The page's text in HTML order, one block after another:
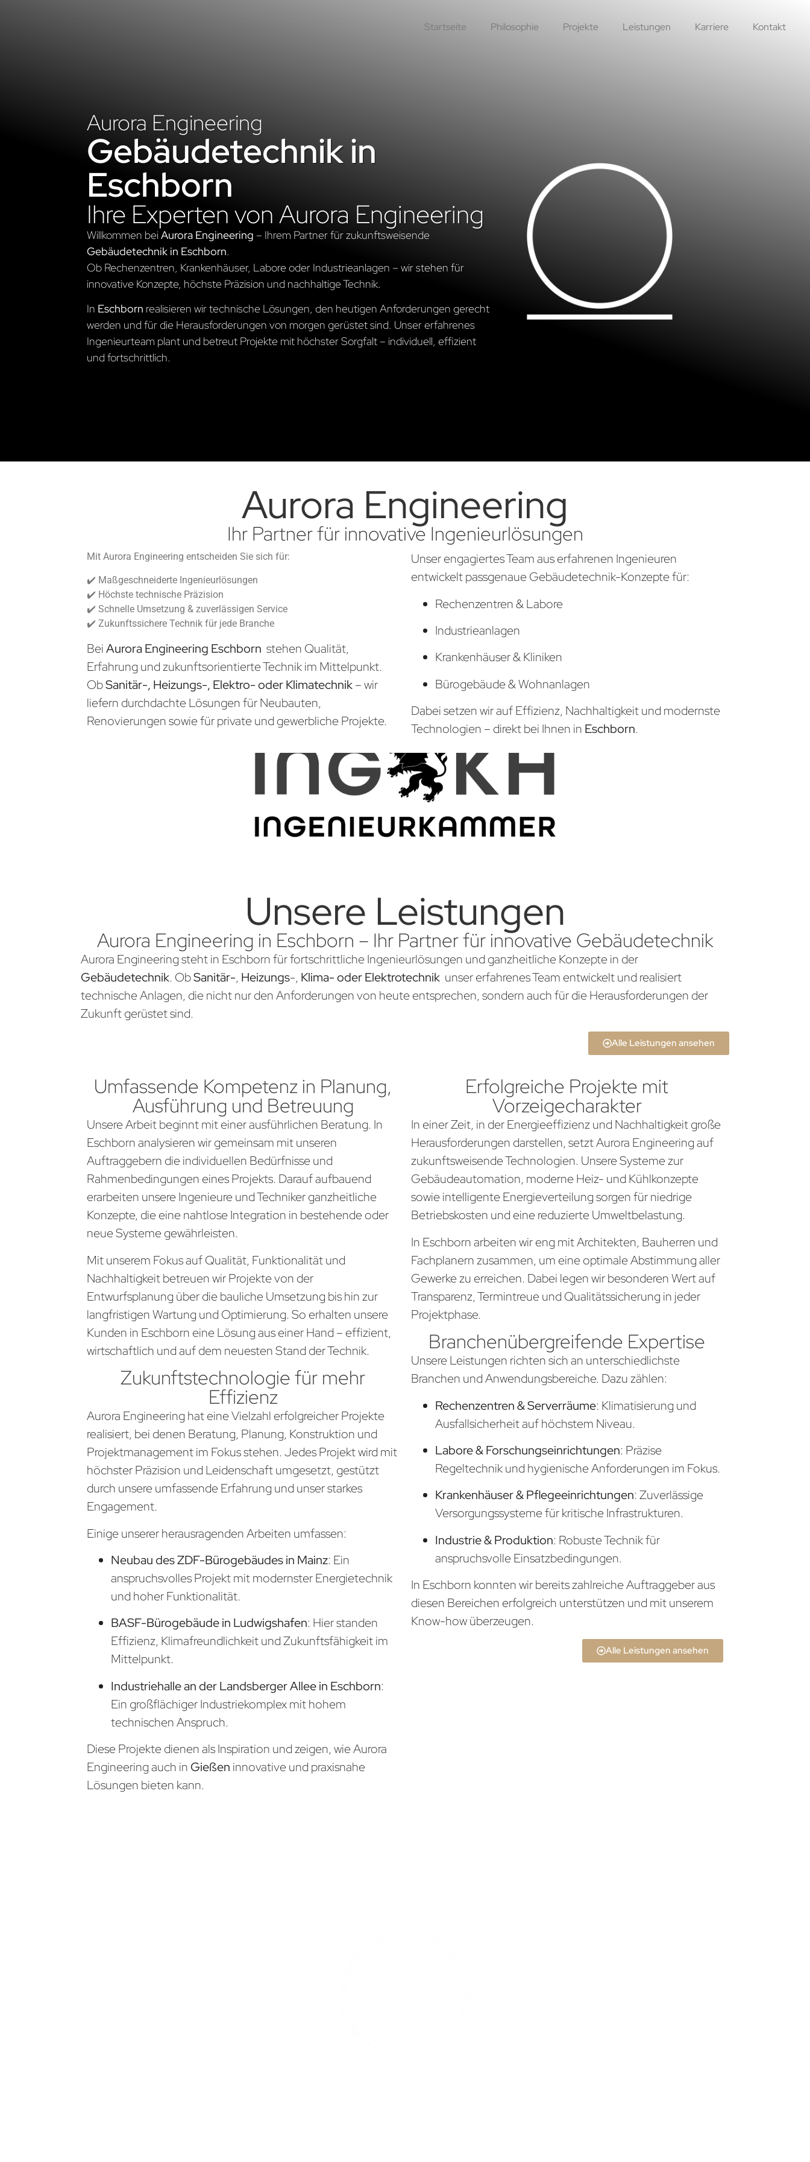
Startseite Philosophie Projekte Leistungen Karriere Kontakt
Aurora Engineering
Gebäudetechnik in
Eschborn
Ihre Experten von Aurora Engineering
Willkommen beiAurora Engineering – Ihrem Partner für zukunftsweisende
Gebäudetechnik in Eschborn.
Ob Rechenzentren, Krankenhäuser, Labore oder Industrieanlagen – wir stehen für
innovative Konzepte, höchste Präzision und nachhaltige Technik.
In Eschborn realisieren wir technische Lösungen, den heutigen Anforderungen gerecht
werden und für die Herausforderungen von morgen gerüstet sind. Unser erfahrenes
Ingenieurteam plant und betreut Projekte mit höchster Sorgfalt – individuell, effizient
und fortschrittlich.
Aurora Engineering
Ihr Partner für innovative Ingenieurlösungen
Mit Aurora Engineering entscheiden Sie sich für:
✔️ Maßgeschneiderte Ingenieurlösungen
✔️ Höchste technische Präzision
✔️ Schnelle Umsetzung & zuverlässigen Service
✔️ Zukunftssichere Technik für jede Branche
BeiAurora Engineering Eschborn stehen Qualität,
Erfahrung und zukunftsorientierte Technik im Mittelpunkt.
ObSanitär-, Heizungs-, Elektro- oder Klimatechnik– wir
liefern durchdachte Lösungen für Neubauten,
Renovierungen sowie für private und gewerbliche Projekte.
Unser engagiertes Team aus erfahrenen Ingenieuren
entwickelt passgenaue Gebäudetechnik-Konzepte für:
Rechenzentren & Labore
Industrieanlagen
Krankenhäuser & Kliniken
Bürogebäude & Wohnanlagen
Dabei setzen wir auf Effizienz, Nachhaltigkeit und modernste
Technologien – direkt bei Ihnen in Eschborn.
Unsere Leistungen
Aurora Engineering in Eschborn – Ihr Partner für innovative Gebäudetechnik
Aurora Engineering steht in Eschborn für fortschrittliche Ingenieurlösungen und ganzheitliche Konzepte in der
Gebäudetechnik. ObSanitär-, Heizungs-, Klima- oder Elektrotechnik unser erfahrenes Team entwickelt und realisiert
technische Anlagen, die nicht nur den Anforderungen von heute entsprechen, sondern auch für die Herausforderungen der
Zukunft gerüstet sind.
Alle Leistungen ansehen
Umfassende Kompetenz in Planung,
Ausführung und Betreuung
Unsere Arbeit beginnt mit einer ausführlichen Beratung. In
Eschborn analysieren wir gemeinsam mit unseren
Auftraggebern die individuellen Bedürfnisse und
Rahmenbedingungen eines Projekts. Darauf aufbauend
erarbeiten unsere Ingenieure und Techniker ganzheitliche
Konzepte, die eine nahtlose Integration in bestehende oder
neue Systeme gewährleisten.
Mit unserem Fokus auf Qualität, Funktionalität und
Nachhaltigkeit betreuen wir Projekte von der
Entwurfsplanung über die bauliche Umsetzung bis hin zur
langfristigen Wartung und Optimierung. So erhalten unsere
Kunden in Eschborn eine Lösung aus einer Hand – effizient,
wirtschaftlich und auf dem neuesten Stand der Technik.
Zukunftstechnologie für mehr
Effizienz
Aurora Engineering hat eine Vielzahl erfolgreicher Projekte
realisiert, bei denen Beratung, Planung, Konstruktion und
Projektmanagement im Fokus stehen. Jedes Projekt wird mit
höchster Präzision und Leidenschaft umgesetzt, gestützt
durch unsere umfassende Erfahrung und unser starkes
Engagement.
Einige unserer herausragenden Arbeiten umfassen:
Neubau des ZDF-Bürogebäudes in Mainz: Ein
anspruchsvolles Projekt mit modernster Energietechnik
und hoher Funktionalität.
BASF-Bürogebäude in Ludwigshafen: Hier standen
Effizienz, Klimafreundlichkeit und Zukunftsfähigkeit im
Mittelpunkt.
Industriehalle an der Landsberger Allee in Eschborn:
Ein großflächiger Industriekomplex mit hohem
technischen Anspruch.
Diese Projekte dienen als Inspiration und zeigen, wie Aurora
Engineering auch in Gießen innovative und praxisnahe
Lösungen bieten kann.
Erfolgreiche Projekte mit
Vorzeigecharakter
In einer Zeit, in der Energieeffizienz und Nachhaltigkeit große
Herausforderungen darstellen, setzt Aurora Engineering auf
zukunftsweisende Technologien. Unsere Systeme zur
Gebäudeautomation, moderne Heiz- und Kühlkonzepte
sowie intelligente Energieverteilung sorgen für niedrige
Betriebskosten und eine reduzierte Umweltbelastung.
In Eschborn arbeiten wir eng mit Architekten, Bauherren und
Fachplanern zusammen, um eine optimale Abstimmung aller
Gewerke zu erreichen. Dabei legen wir besonderen Wert auf
Transparenz, Termintreue und Qualitätssicherung in jeder
Projektphase.
Branchenübergreifende Expertise
Unsere Leistungen richten sich an unterschiedlichste
Branchen und Anwendungsbereiche. Dazu zählen:
Rechenzentren & Serverräume: Klimatisierung und
Ausfallsicherheit auf höchstem Niveau.
Labore & Forschungseinrichtungen: Präzise
Regeltechnik und hygienische Anforderungen im Fokus.
Krankenhäuser & Pflegeeinrichtungen: Zuverlässige
Versorgungssysteme für kritische Infrastrukturen.
Industrie & Produktion: Robuste Technik für
anspruchsvolle Einsatzbedingungen.
In Eschborn konnten wir bereits zahlreiche Auftraggeber aus
diesen Bereichen erfolgreich unterstützen und mit unserem
Know-how überzeugen.
Alle Leistungen ansehen